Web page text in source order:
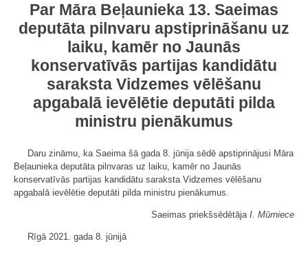
Par Māra Beļaunieka 13. Saeimas
deputāta pilnvaru apstiprināšanu uz
laiku, kamēr no Jaunās
konservatīvās partijas kandidātu
saraksta Vidzemes vēlēšanu
apgabalā ievēlētie deputāti pilda
ministru pienākumus
Daru zināmu, ka Saeima šā gada 8. jūnija sēdē apstiprinājusi Māra
Beļaunieka deputāta pilnvaras uz laiku, kamēr no Jaunās
konservatīvās partijas kandidātu saraksta Vidzemes vēlēšanu
apgabalā ievēlētie deputāti pilda ministru pienākumus.
Saeimas priekšsēdētāja I. Mūrniece
Rīgā 2021. gada 8. jūnijā